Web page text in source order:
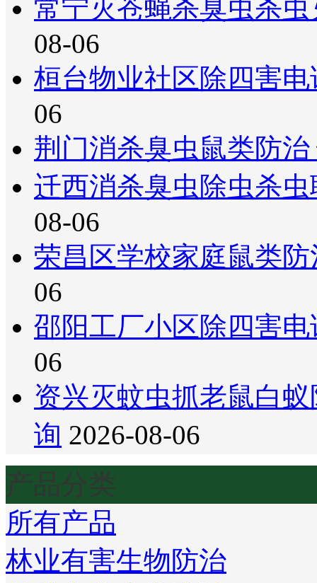
常宁灭苍蝇杀臭虫杀
08-06
桓台物业社区除四害
06
荆门消杀臭虫鼠类防
迁西消杀臭虫除虫杀
08-06
荣昌区学校家庭鼠类
06
邵阳工厂小区除四害
06
资兴灭蚊虫抓老鼠白
询 2026-08-06
产品分类
所有产品
林业有害生物防治